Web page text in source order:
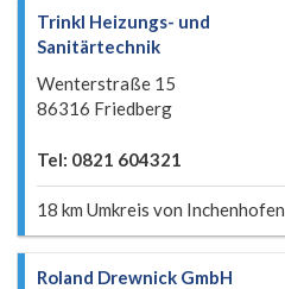
Trinkl Heizungs- und
Sanitärtechnik
Wenterstraße 15
86316 Friedberg
Tel: 0821 604321
18 km Umkreis von Inchenhofen
Roland Drewnick GmbH